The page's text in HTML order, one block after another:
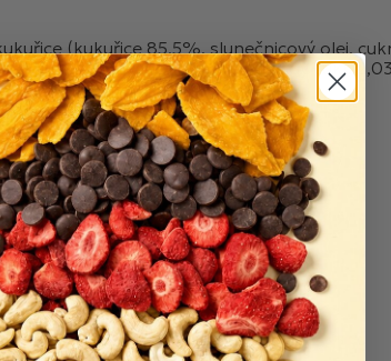
(kukuřice 85,5%, slunečnicový olej,
prášek, česnek sušený) , hnědý cukr,